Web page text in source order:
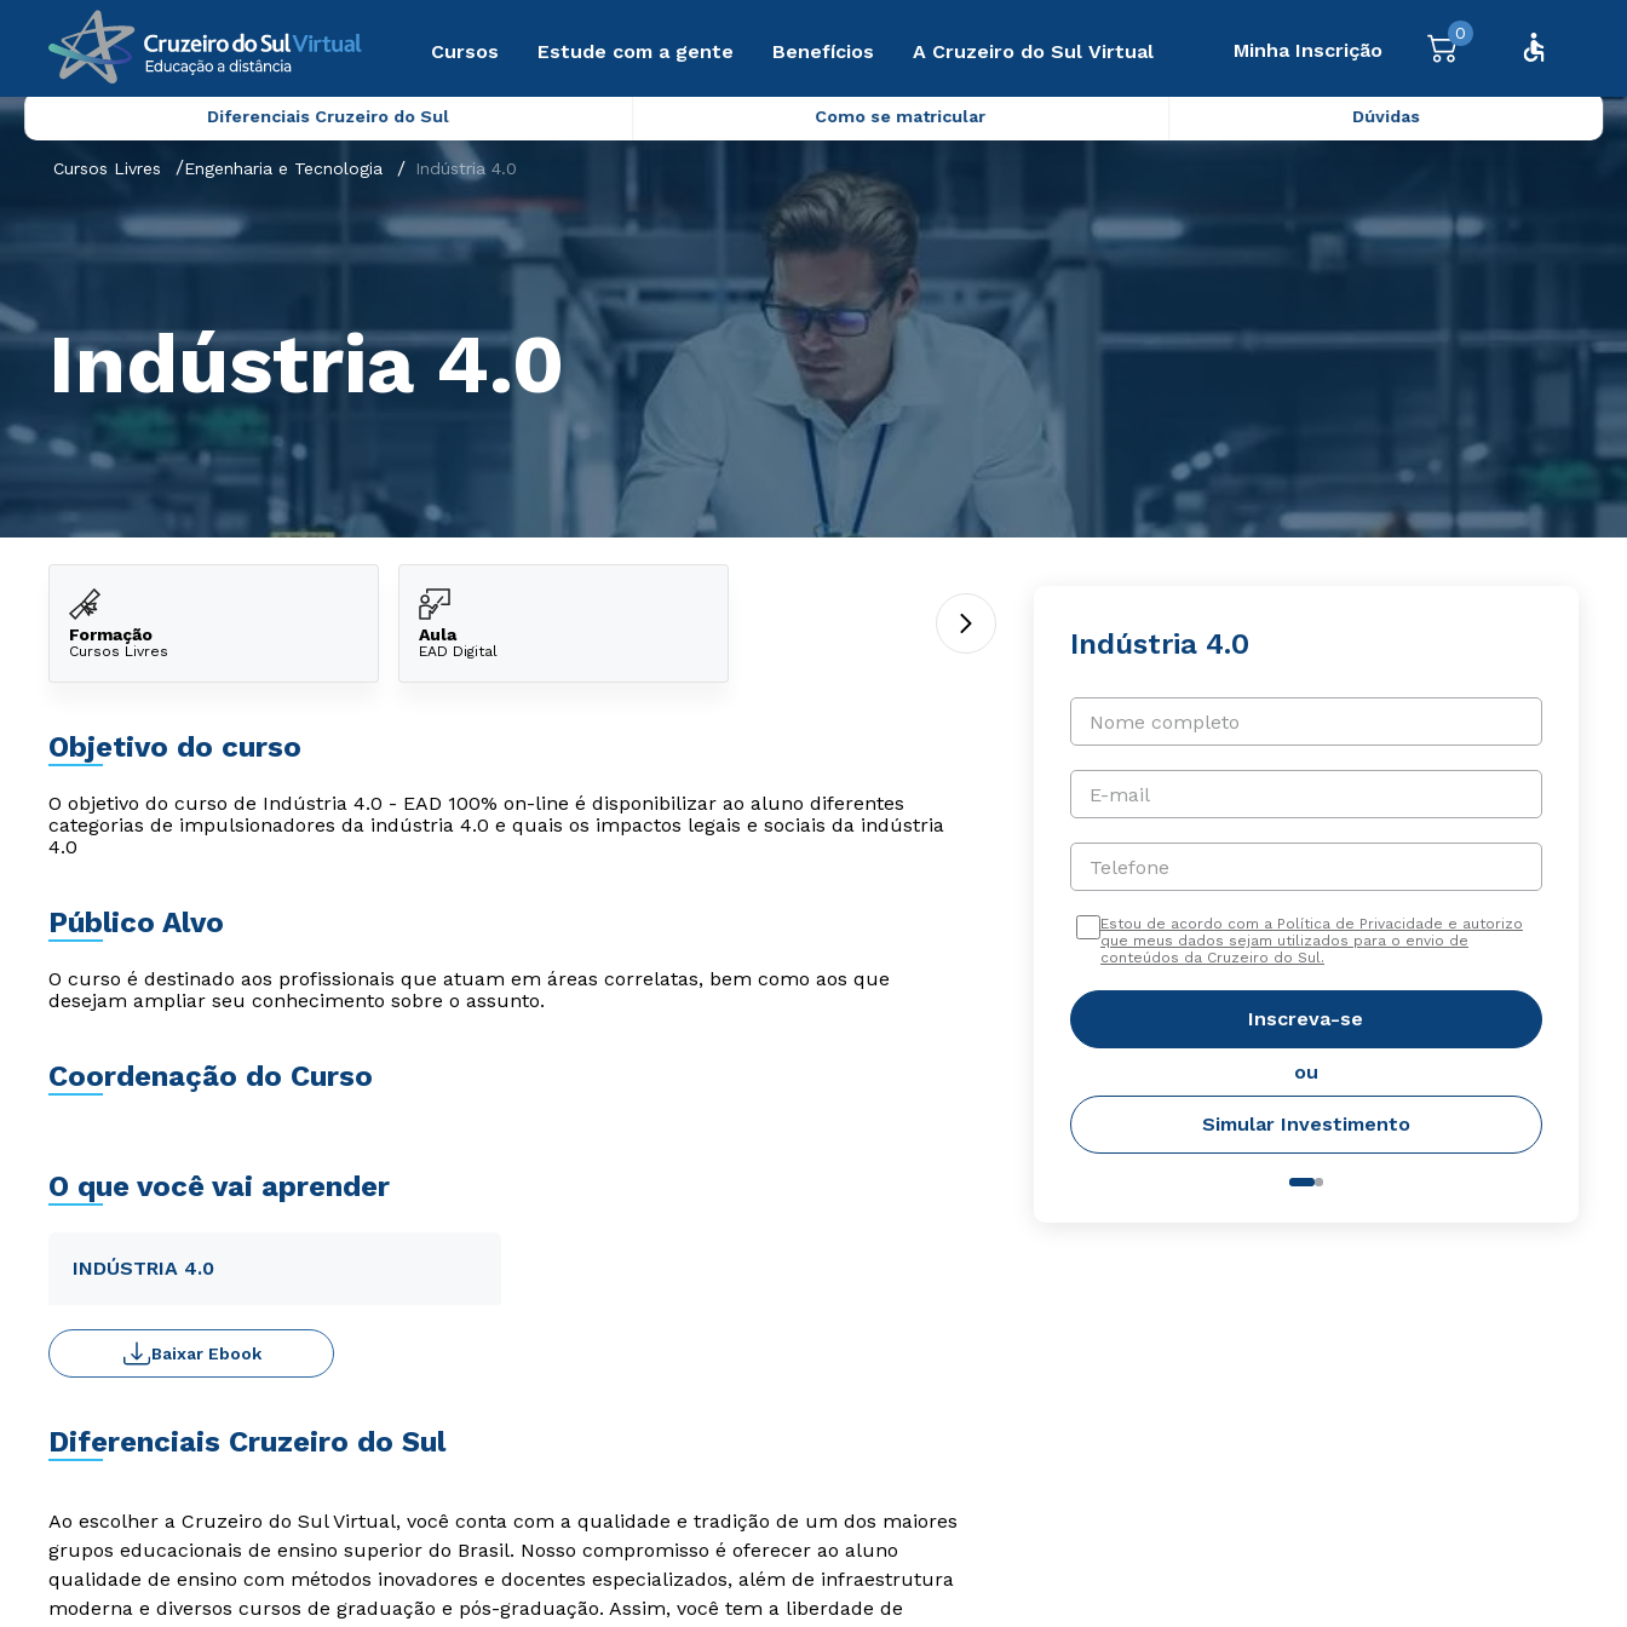
Cursos Estude com a gente Benefícios A Cruzeiro do Sul Virtual Minha Inscrição
0
Diferenciais Cruzeiro do Sul Como se matricular Dúvidas
Cursos Livres Engenharia e Tecnologia Indústria 4.0
Indústria 4.0
Formação
Cursos Livres
Aula
EAD Digital
Objetivo do curso
O objetivo do curso de Indústria 4.0 - EAD 100% on-line é disponibilizar ao aluno diferentes
categorias de impulsionadores da indústria 4.0 e quais os impactos legais e sociais da indústria
4.0
Público Alvo
O curso é destinado aos profissionais que atuam em áreas correlatas, bem como aos que
desejam ampliar seu conhecimento sobre o assunto.
Coordenação do Curso
O que você vai aprender
INDÚSTRIA 4.0
Baixar Ebook
Diferenciais Cruzeiro do Sul
Ao escolher a Cruzeiro do Sul Virtual, você conta com a qualidade e tradição de um dos maiores
grupos educacionais de ensino superior do Brasil. Nosso compromisso é oferecer ao aluno
qualidade de ensino com métodos inovadores e docentes especializados, além de infraestrutura
moderna e diversos cursos de graduação e pós-graduação. Assim, você tem a liberdade de
Indústria 4.0
Nome completo
E-mail
Telefone
Estou de acordo com a Política de Privacidade e autorizo
que meus dados sejam utilizados para o envio de
conteúdos da Cruzeiro do Sul.
Inscreva-se
ou
Simular Investimento